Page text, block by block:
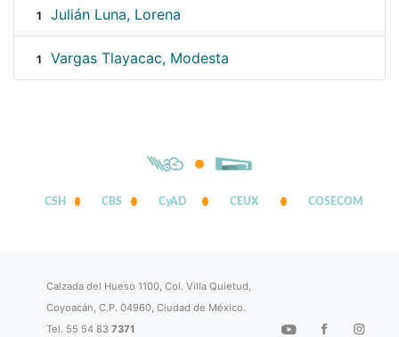
1 Julián Luna, Lorena
1 Vargas Tlayacac, Modesta
CSH CBS CyAD CEUX COSECOM
Calzada del Hueso 1100, Col. Villa Quietud,
Coyoacán, C.P. 04960, Ciudad de México.
Tel. 55 54 837371